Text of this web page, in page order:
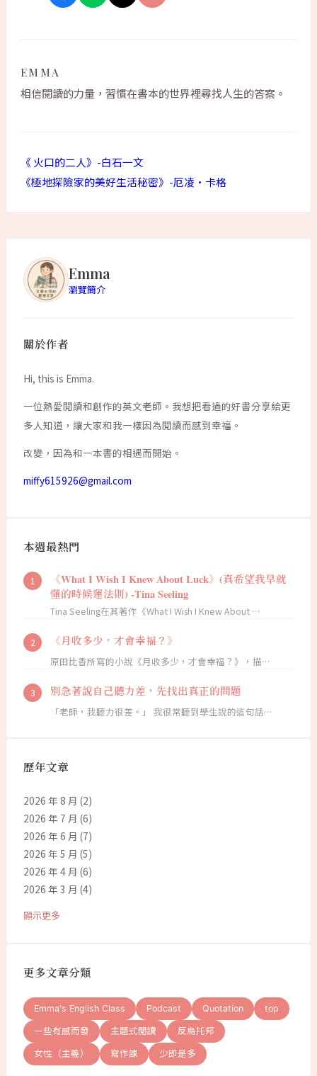
EMMA
相信閱讀的力量，習慣在書本的世界裡尋找人生的答案。
《 火口的二人》-白石一文
《極地探險家的美好生活秘密》-厄凌·卡格
Emma
瀏覽簡介
關於作者
Hi, this is Emma.
一位熱愛閱讀和創作的英文老師。我想把看過的好書分享給更
多人知道，讓大家和我一樣因為閱讀而感到幸福。
改變，因為和一本書的相遇而開始。
miffy615926@gmail.com
本週最熱門
《What I Wish I Knew About Luck》(真希望我早就
懂的時候運法則) -Tina Seeling
Tina Seeling在其著作《What I Wish I Knew About …
《月收多少，才會幸福？》
原田比香所寫的小說《月收多少，才會幸福？》，描…
別急著說自己聽力差，先找出真正的問題
「老師，我聽力很差。」 我很常聽到學生說的這句話…
歷年文章
2026 年 8 月 (2)
2026 年 7 月 (6)
2026 年 6 月 (7)
2026 年 5 月 (5)
2026 年 4 月 (6)
2026 年 3 月 (4)
顯示更多
更多文章分類
Emma's English Class Podcast Quotation top
一些有感而發 主題式閱讀 反烏托邦
女性（主義） 寫作課 少即是多